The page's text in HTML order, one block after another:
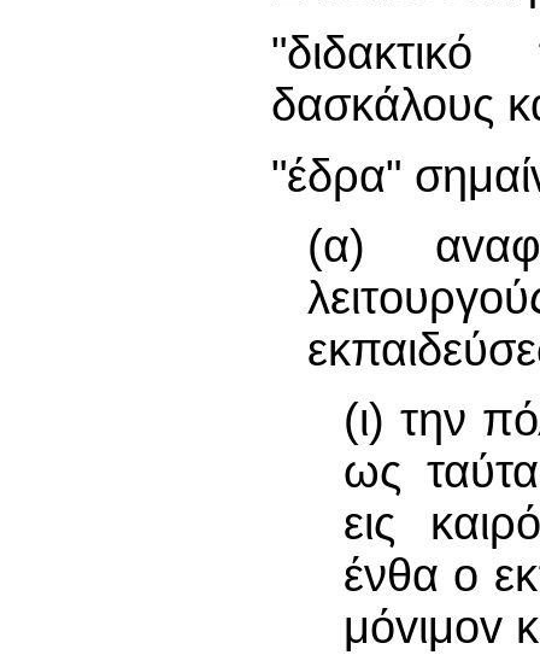
δασκάλους
"έδρα"
(α)
(ι) την
ως
εις
ένθα o
μόvιμov